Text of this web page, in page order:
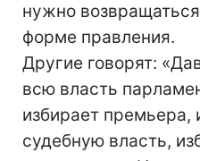
нужно
форме правления.
Другие говорят:
всю власть
избирает премьера,
судебную власть,